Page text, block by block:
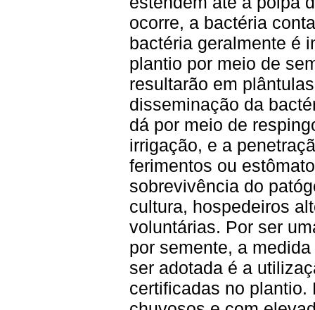
ocorre, a bactéria
bactéria geralmente é
plantio por meio de
resultarão em
disseminação da
dá por meio de
irrigação, e a
ferimentos ou
sobrevivência do
cultura, hospedeiros
voluntárias. Por ser
por semente, a
ser adotada é a
certificadas no